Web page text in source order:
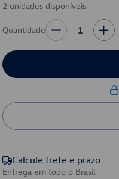
2 unidades disponíveis
Quantidade 1
Calcule frete e prazo
Entrega em todo o Brasil